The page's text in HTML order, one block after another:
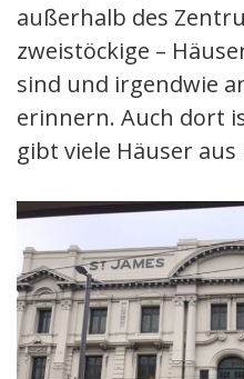
außerhalb des
zweistöckige –
sind und irgendwie
erinnern. Auch dort
gibt viele Häuser